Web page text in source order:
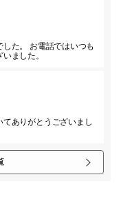
た。 お電話ではいつも
ました。
ありがとうございまし